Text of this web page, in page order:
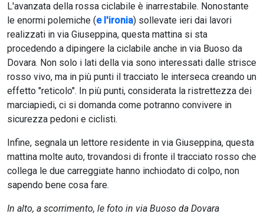
L'avanzata della rossa ciclabile è inarrestabile. Nonostante
le enormi polemiche (e l'ironia) sollevate ieri dai lavori
realizzati in via Giuseppina, questa mattina si sta
procedendo a dipingere la ciclabile anche in via Buoso da
Dovara. Non solo i lati della via sono interessati dalle strisce
rosso vivo, ma in più punti il tracciato le interseca creando un
effetto "reticolo". In più punti, considerata la ristrettezza dei
marciapiedi, ci si domanda come potranno convivere in
sicurezza pedoni e ciclisti.
Infine, segnala un lettore residente in via Giuseppina, questa
mattina molte auto, trovandosi di fronte il tracciato rosso che
collega le due carreggiate hanno inchiodato di colpo, non
sapendo bene cosa fare.
In alto, a scorrimento, le foto in via Buoso da Dovara